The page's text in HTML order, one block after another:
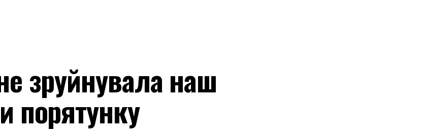
зруйнувала наш
порятунку